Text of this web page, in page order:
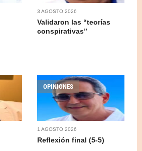
3 AGOSTO 2026
Validaron las “teorías
conspirativas”
OPINIONES
1 AGOSTO 2026
Reflexión final (5-5)